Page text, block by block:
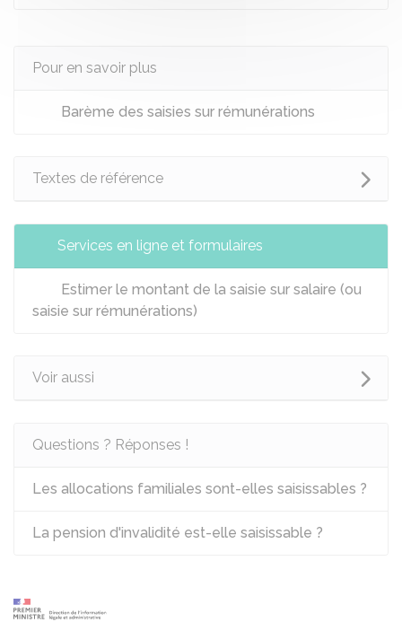
Pour en savoir plus
Barème des saisies sur rémunérations
Textes de référence
Services en ligne et formulaires
Estimer le montant de la saisie sur salaire (ou
saisie sur rémunérations)
Voir aussi
Questions ? Réponses !
Les allocations familiales sont-elles saisissables ?
La pension d'invalidité est-elle saisissable ?